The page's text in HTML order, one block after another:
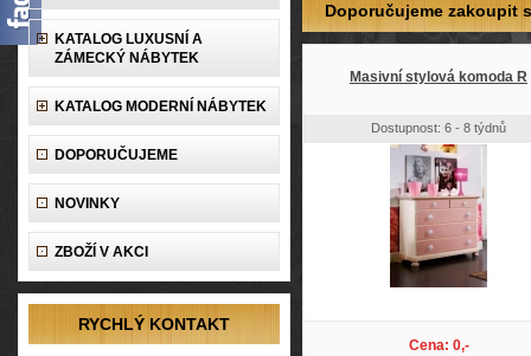
KATALOG LUXUSNÍ A
ZÁMECKÝ NÁBYTEK
KATALOG MODERNÍ NÁBYTEK
DOPORUČUJEME
NOVINKY
ZBOŽÍ V AKCI
RYCHLÝ KONTAKT
Doporučujeme zakoupit
Masivní stylová komoda R
Dostupnost: 6 - 8 týdnů
Cena: 0,-